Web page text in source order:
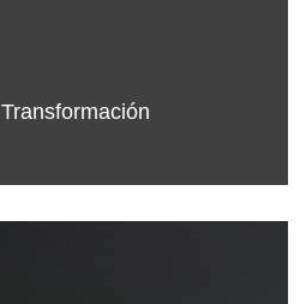
Transformación